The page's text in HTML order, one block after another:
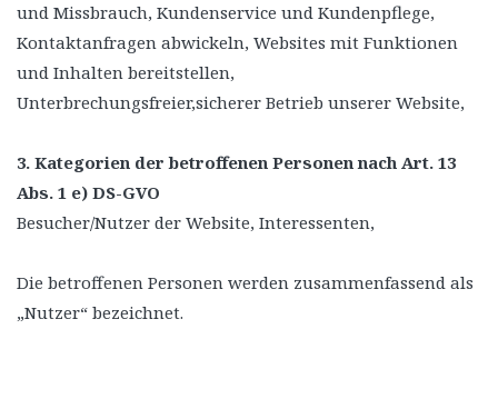
und Missbrauch, Kundenservice und Kundenpflege,
Kontaktanfragen abwickeln, Websites mit Funktionen
und Inhalten bereitstellen,
Unterbrechungsfreier,sicherer Betrieb unserer Website,
3. Kategorien der betroffenen Personen nach Art. 13
Abs. 1 e) DS-GVO
Besucher/Nutzer der Website, Interessenten,
Die betroffenen Personen werden zusammenfassend als
„Nutzer“ bezeichnet.